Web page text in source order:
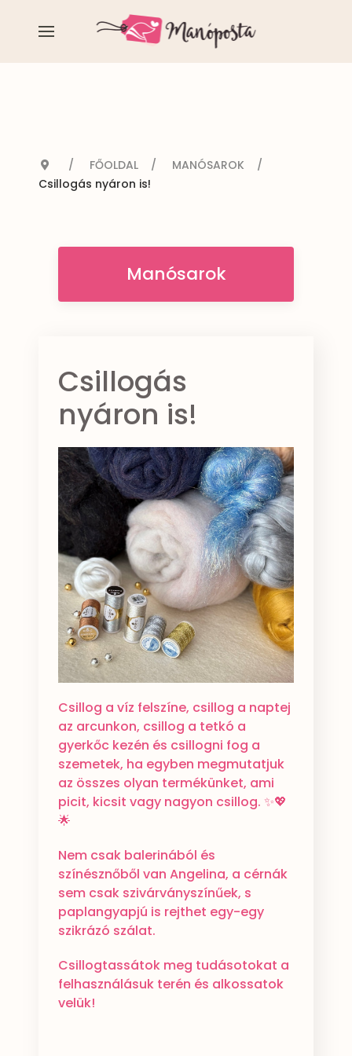
FŐOLDAL
MANÓSAROK
Csillogás nyáron is!
Manósarok
Csillogás
nyáron is!
Csillog a víz felszíne, csillog a naptej
az arcunkon, csillog a tetkó a
gyerkőc kezén és csillogni fog a
szemetek, ha egyben megmutatjuk
az összes olyan termékünket, ami
picit, kicsit vagy nagyon csillog. ✨💖
🌟
Nem csak balerinából és
színésznőből van Angelina, a cérnák
sem csak szivárványszínűek, s
paplangyapjú is rejthet egy-egy
szikrázó szálat.
Csillogtassátok meg tudásotokat a
felhasználásuk terén és alkossatok
velük!